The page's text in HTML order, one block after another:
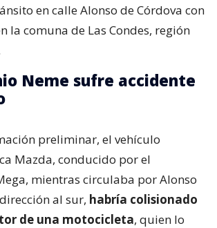
en calle Alonso de Córdova con
la comuna de Las Condes, región
Neme sufre accidente
preliminar, el vehículo
Mazda, conducido por el
mientras circulaba por Alonso
al sur, habría colisionado
de una motocicleta, quien lo